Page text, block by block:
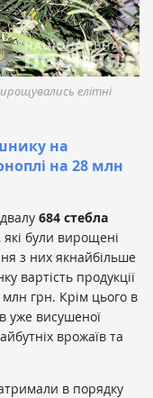
елітні
на
на 28 млн
684 стебла
, які були вирощені
з них якнайбільше
вартість продукції
грн. Крім цього в
уже висушеної
врожаїв та
в порядку